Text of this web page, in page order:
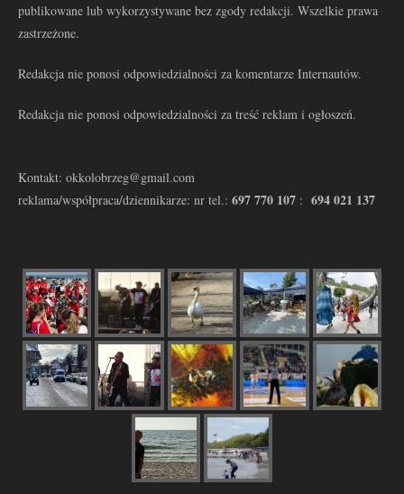
publikowane lub wykorzystywane bez zgody redakcji. Wszelkie prawa
zastrzeżone.
Redakcja nie ponosi odpowiedzialności za komentarze Internautów.
Redakcja nie ponosi odpowiedzialności za treść reklam i ogłoszeń.
Kontakt: okkolobrzeg@gmail.com
reklama/współpraca/dziennikarze: nr tel.: 697 770 107 : 694 021 137